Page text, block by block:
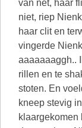
van net, haar
niet, riep
haar clit en
vingerde
aaaaaaaggh..
rillen en te
stoten. En
kneep stevig
klaargekomen